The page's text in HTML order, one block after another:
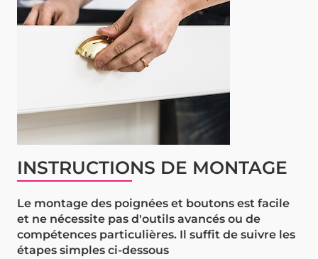
INSTRUCTIONS DE MONTAGE
Le montage des poignées et boutons est facile
et ne nécessite pas d'outils avancés ou de
compétences particulières. Il suffit de suivre les
étapes simples ci-dessous